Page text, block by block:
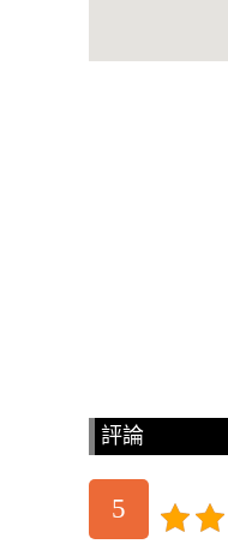
評論
5